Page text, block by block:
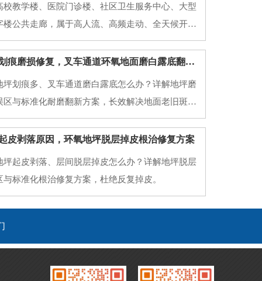
教学楼、医院门诊楼、社区卫生服务中心、大型
公共走廊，属于高人流、高频走动、全天候开放
普通水泥地面、老旧地砖、普通环氧地面，使用
起砂起灰、划痕发黑、空鼓脱落、地面打滑、污
西安厂房地坪划痕磨损修复，叉车通道环氧地面磨白露底翻新方案
划痕多、叉车通道磨白露底怎么办？详解地坪磨
与标准化耐磨翻新方案，长效解决地面老旧斑驳
皮剥落原因，环氧地坪脱层掉皮根治修复方案
起皮剥落、层间脱层掉皮怎么办？详解地坪脱层
标准化根治修复方案，杜绝反复掉皮。